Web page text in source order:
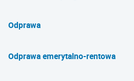
Odprawa
Odprawa emerytalno-rentowa